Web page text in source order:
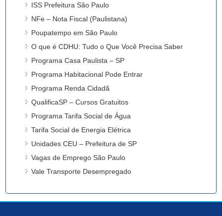
ISS Prefeitura São Paulo
NFe – Nota Fiscal (Paulistana)
Poupatempo em São Paulo
O que é CDHU: Tudo o Que Você Precisa Saber
Programa Casa Paulista – SP
Programa Habitacional Pode Entrar
Programa Renda Cidadã
QualificaSP – Cursos Gratuitos
Programa Tarifa Social de Água
Tarifa Social de Energia Elétrica
Unidades CEU – Prefeitura de SP
Vagas de Emprego São Paulo
Vale Transporte Desempregado